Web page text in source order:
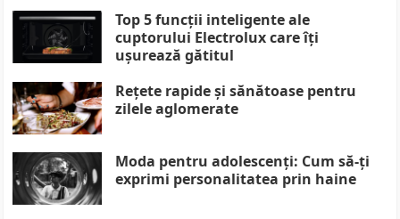
Top 5 funcții inteligente ale
cuptorului Electrolux care îți
ușurează gătitul
Rețete rapide și sănătoase pentru
zilele aglomerate
Moda pentru adolescenți: Cum să-ți
exprimi personalitatea prin haine